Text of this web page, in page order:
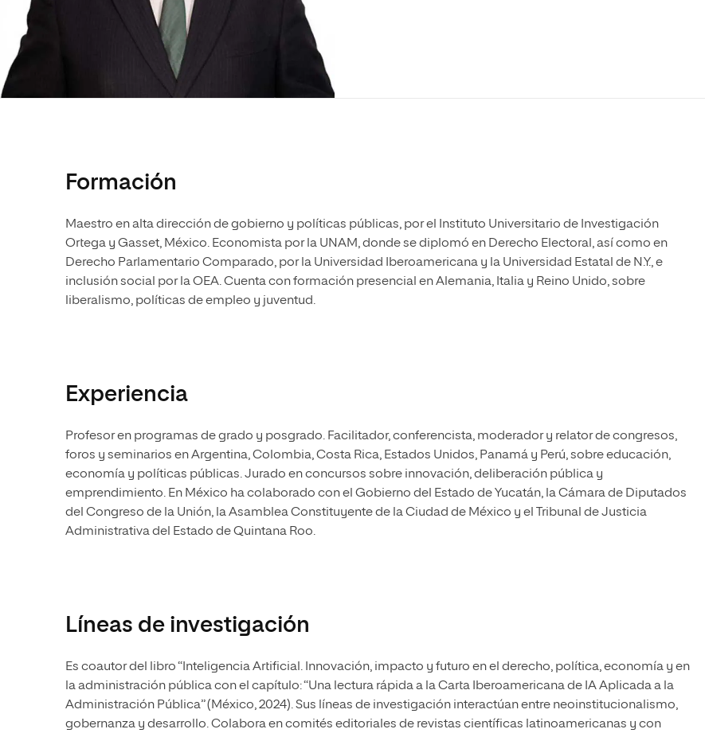
Ciencias Políticas y Relaciones
Internacionales
Diseño
Ciencias de la Salud
Ciencias Sociales
Humanidades
Ingeniería y Tecnología
Ciencias de la Salud
Ciencias Sociales
Escuela de Humanidades
Normas de Organización y
Funcionamiento
Formación
Maestro en alta dirección de gobierno y políticas públicas, por el Instituto Universitario de Investigación
Ortega y Gasset, México. Economista por la UNAM, donde se diplomó en Derecho Electoral, así como en
Derecho Parlamentario Comparado, por la Universidad Iberoamericana y la Universidad Estatal de N.Y., e
inclusión social por la OEA. Cuenta con formación presencial en Alemania, Italia y Reino Unido, sobre
liberalismo, políticas de empleo y juventud.
Experiencia
Profesor en programas de grado y posgrado. Facilitador, conferencista, moderador y relator de congresos,
foros y seminarios en Argentina, Colombia, Costa Rica, Estados Unidos, Panamá y Perú, sobre educación,
economía y políticas públicas. Jurado en concursos sobre innovación, deliberación pública y
emprendimiento. En México ha colaborado con el Gobierno del Estado de Yucatán, la Cámara de Diputados
del Congreso de la Unión, la Asamblea Constituyente de la Ciudad de México y el Tribunal de Justicia
Administrativa del Estado de Quintana Roo.
Líneas de investigación
Es coautor del libro “Inteligencia Artificial. Innovación, impacto y futuro en el derecho, política, economía y en
la administración pública con el capítulo: “Una lectura rápida a la Carta Iberoamericana de IA Aplicada a la
Administración Pública” (México, 2024). Sus líneas de investigación interactúan entre neoinstitucionalismo,
gobernanza y desarrollo. Colabora en comités editoriales de revistas científicas latinoamericanas y con